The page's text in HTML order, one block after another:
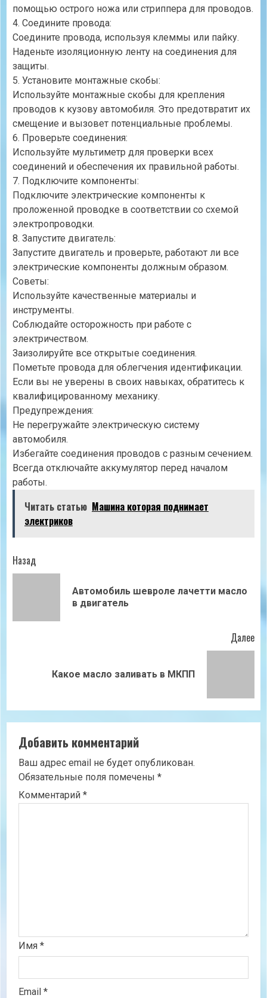
помощью острого ножа или стриппера для проводов.
4. Соедините провода:
Соедините провода, используя клеммы или пайку.
Наденьте изоляционную ленту на соединения для
защиты.
5. Установите монтажные скобы:
Используйте монтажные скобы для крепления
проводов к кузову автомобиля. Это предотвратит их
смещение и вызовет потенциальные проблемы.
6. Проверьте соединения:
Используйте мультиметр для проверки всех
соединений и обеспечения их правильной работы.
7. Подключите компоненты:
Подключите электрические компоненты к
проложенной проводке в соответствии со схемой
электропроводки.
8. Запустите двигатель:
Запустите двигатель и проверьте, работают ли все
электрические компоненты должным образом.
Советы:
Используйте качественные материалы и
инструменты.
Соблюдайте осторожность при работе с
электричеством.
Заизолируйте все открытые соединения.
Пометьте провода для облегчения идентификации.
Если вы не уверены в своих навыках, обратитесь к
квалифицированному механику.
Предупреждения:
Не перегружайте электрическую систему
автомобиля.
Избегайте соединения проводов с разным сечением.
Всегда отключайте аккумулятор перед началом
работы.
Читать статью Машина которая поднимает
электриков
Продолжить
Назад
Автомобиль шевроле лачетти масло
в двигатель
Далее
СледующаяКакое масло заливать в МКПП
Добавить комментарий
Ваш адрес email не будет опубликован.
Обязательные поля помечены *
Комментарий *
Имя *
Email *